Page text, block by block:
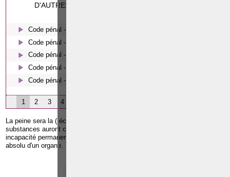
D'AUTRES ARTICLES SUSCEPTIBLES DE VOUS
Code pénal - De l'homicide, des blessures et coups justifiés
Code pénal - Escroquerie et tromperie
Code pénal - Coups et blessures volontaires
Code pénal - Le harcèlement moral
Code pénal - Les écoutes téléphoniques en procédure pénale
1 2 3 4
La peine sera la (réclusion de cinq ans à dix ans), lorsque ces
substances auront causé, soit une maladie paraissant incurable, soit une
incapacité permanente de travail personnel, soit la perte de l'usage
absolu d'un organe.